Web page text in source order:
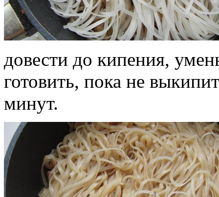
довести до кипения,
готовить, пока не
минут.